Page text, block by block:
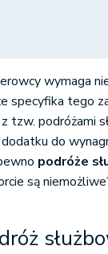
wymaga
specyfika tego
tzw. podróżami
do
podróże
są